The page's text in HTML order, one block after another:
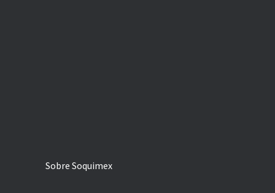
Sobre Soquimex